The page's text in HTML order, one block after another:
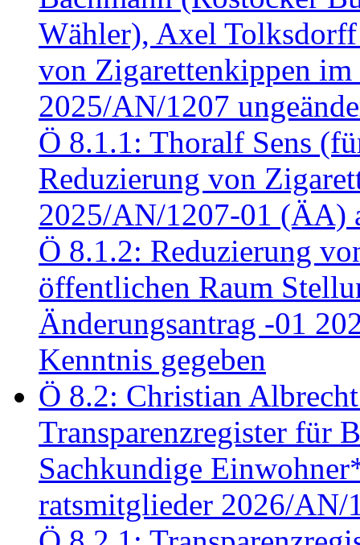
Wähler), Axel
von Zigarettenkippen
2025/AN/1207
Ö 8.1.1: Thoralf Sens
Reduzierung von
2025/AN/1207-01 (ÄA)
Ö 8.1.2: Reduzierung
öffentlichen Raum
Änderungsantrag -01
Kenntnis gegeben
Ö 8.2: Christian
Transparenzregister für
Sachkundige
ratsmitglieder 2026/AN/